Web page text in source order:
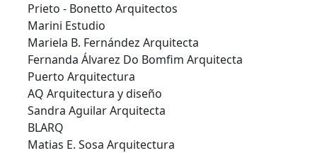
Prieto - Bonetto Arquitectos
Marini Estudio
Mariela B. Fernández Arquitecta
Fernanda Álvarez Do Bomfim Arquitecta
Puerto Arquitectura
AQ Arquitectura y diseño
Sandra Aguilar Arquitecta
BLARQ
Matias E. Sosa Arquitectura